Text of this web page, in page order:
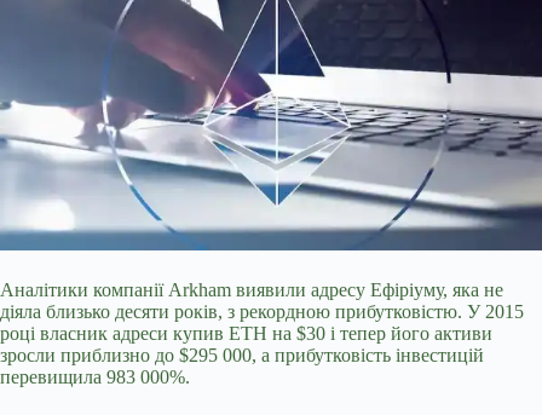
Аналітики компанії Arkham виявили адресу Ефіріуму, яка не
діяла близько десяти років, з рекордною прибутковістю. У 2015
році власник адреси купив ETH на $30 і тепер його активи
зросли приблизно до $295 000, а прибутковість інвестицій
перевищила 983 000%.